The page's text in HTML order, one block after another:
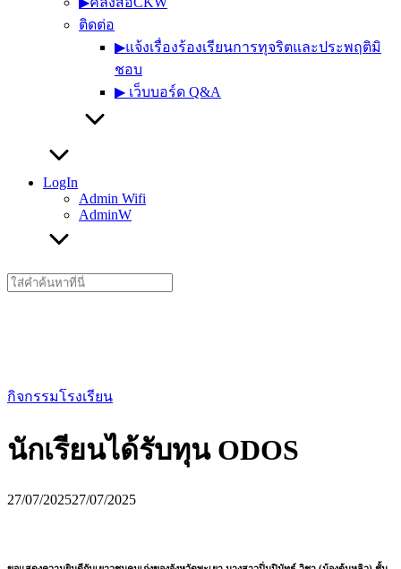
ติดต่อ
▶︎แจ้งเรื่องร้องเรียนการทุจริตและประพฤติมิ
ชอบ
▶︎ เว็บบอร์ด Q&A
LogIn
Admin Wifi
AdminW
Search
for:
กิจกรรมโรงเรียน
นักเรียนได้รับทุน ODOS
27/07/202527/07/2025